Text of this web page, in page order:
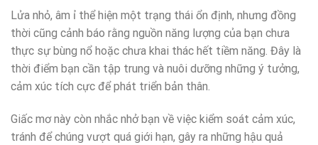
Lửa nhỏ, âm ỉ thể hiện một trạng thái ổn định, nhưng đồng
thời cũng cảnh báo rằng nguồn năng lượng của bạn chưa
thực sự bùng nổ hoặc chưa khai thác hết tiềm năng. Đây là
thời điểm bạn cần tập trung và nuôi dưỡng những ý tưởng,
cảm xúc tích cực để phát triển bản thân.
Giấc mơ này còn nhắc nhở bạn về việc kiểm soát cảm xúc,
tránh để chúng vượt quá giới hạn, gây ra những hậu quả